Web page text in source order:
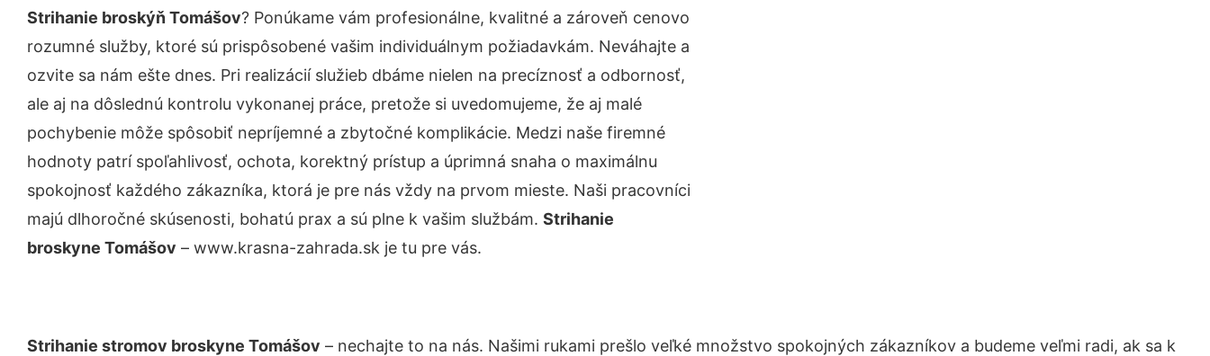
Strihanie broskýň Tomášov? Ponúkame vám profesionálne, kvalitné a zároveň cenovo
rozumné služby, ktoré sú prispôsobené vašim individuálnym požiadavkám. Neváhajte a
ozvite sa nám ešte dnes. Pri realizácií služieb dbáme nielen na precíznosť a odbornosť,
ale aj na dôslednú kontrolu vykonanej práce, pretože si uvedomujeme, že aj malé
pochybenie môže spôsobiť nepríjemné a zbytočné komplikácie. Medzi naše firemné
hodnoty patrí spoľahlivosť, ochota, korektný prístup a úprimná snaha o maximálnu
spokojnosť každého zákazníka, ktorá je pre nás vždy na prvom mieste. Naši pracovníci
majú dlhoročné skúsenosti, bohatú prax a sú plne k vašim službám. Strihanie
broskyne Tomášov – www.krasna-zahrada.sk je tu pre vás.
Strihanie stromov broskyne Tomášov – nechajte to na nás. Našimi rukami prešlo veľké množstvo spokojných zákazníkov a budeme veľmi radi, ak sa k